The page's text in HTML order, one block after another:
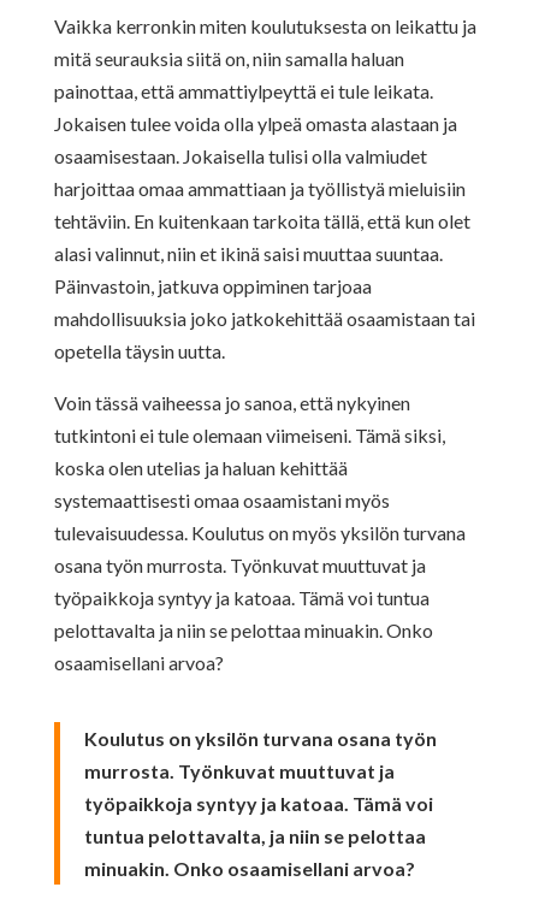
Vaikka kerronkin miten koulutuksesta on leikattu ja
mitä seurauksia siitä on, niin samalla haluan
painottaa, että ammattiylpeyttä ei tule leikata.
Jokaisen tulee voida olla ylpeä omasta alastaan ja
osaamisestaan. Jokaisella tulisi olla valmiudet
harjoittaa omaa ammattiaan ja työllistyä mieluisiin
tehtäviin. En kuitenkaan tarkoita tällä, että kun olet
alasi valinnut, niin et ikinä saisi muuttaa suuntaa.
Päinvastoin, jatkuva oppiminen tarjoaa
mahdollisuuksia joko jatkokehittää osaamistaan tai
opetella täysin uutta.
Voin tässä vaiheessa jo sanoa, että nykyinen
tutkintoni ei tule olemaan viimeiseni. Tämä siksi,
koska olen utelias ja haluan kehittää
systemaattisesti omaa osaamistani myös
tulevaisuudessa. Koulutus on myös yksilön turvana
osana työn murrosta. Työnkuvat muuttuvat ja
työpaikkoja syntyy ja katoaa. Tämä voi tuntua
pelottavalta ja niin se pelottaa minuakin. Onko
osaamisellani arvoa?
Koulutus on yksilön turvana osana työn
murrosta. Työnkuvat muuttuvat ja
työpaikkoja syntyy ja katoaa. Tämä voi
tuntua pelottavalta, ja niin se pelottaa
minuakin. Onko osaamisellani arvoa?